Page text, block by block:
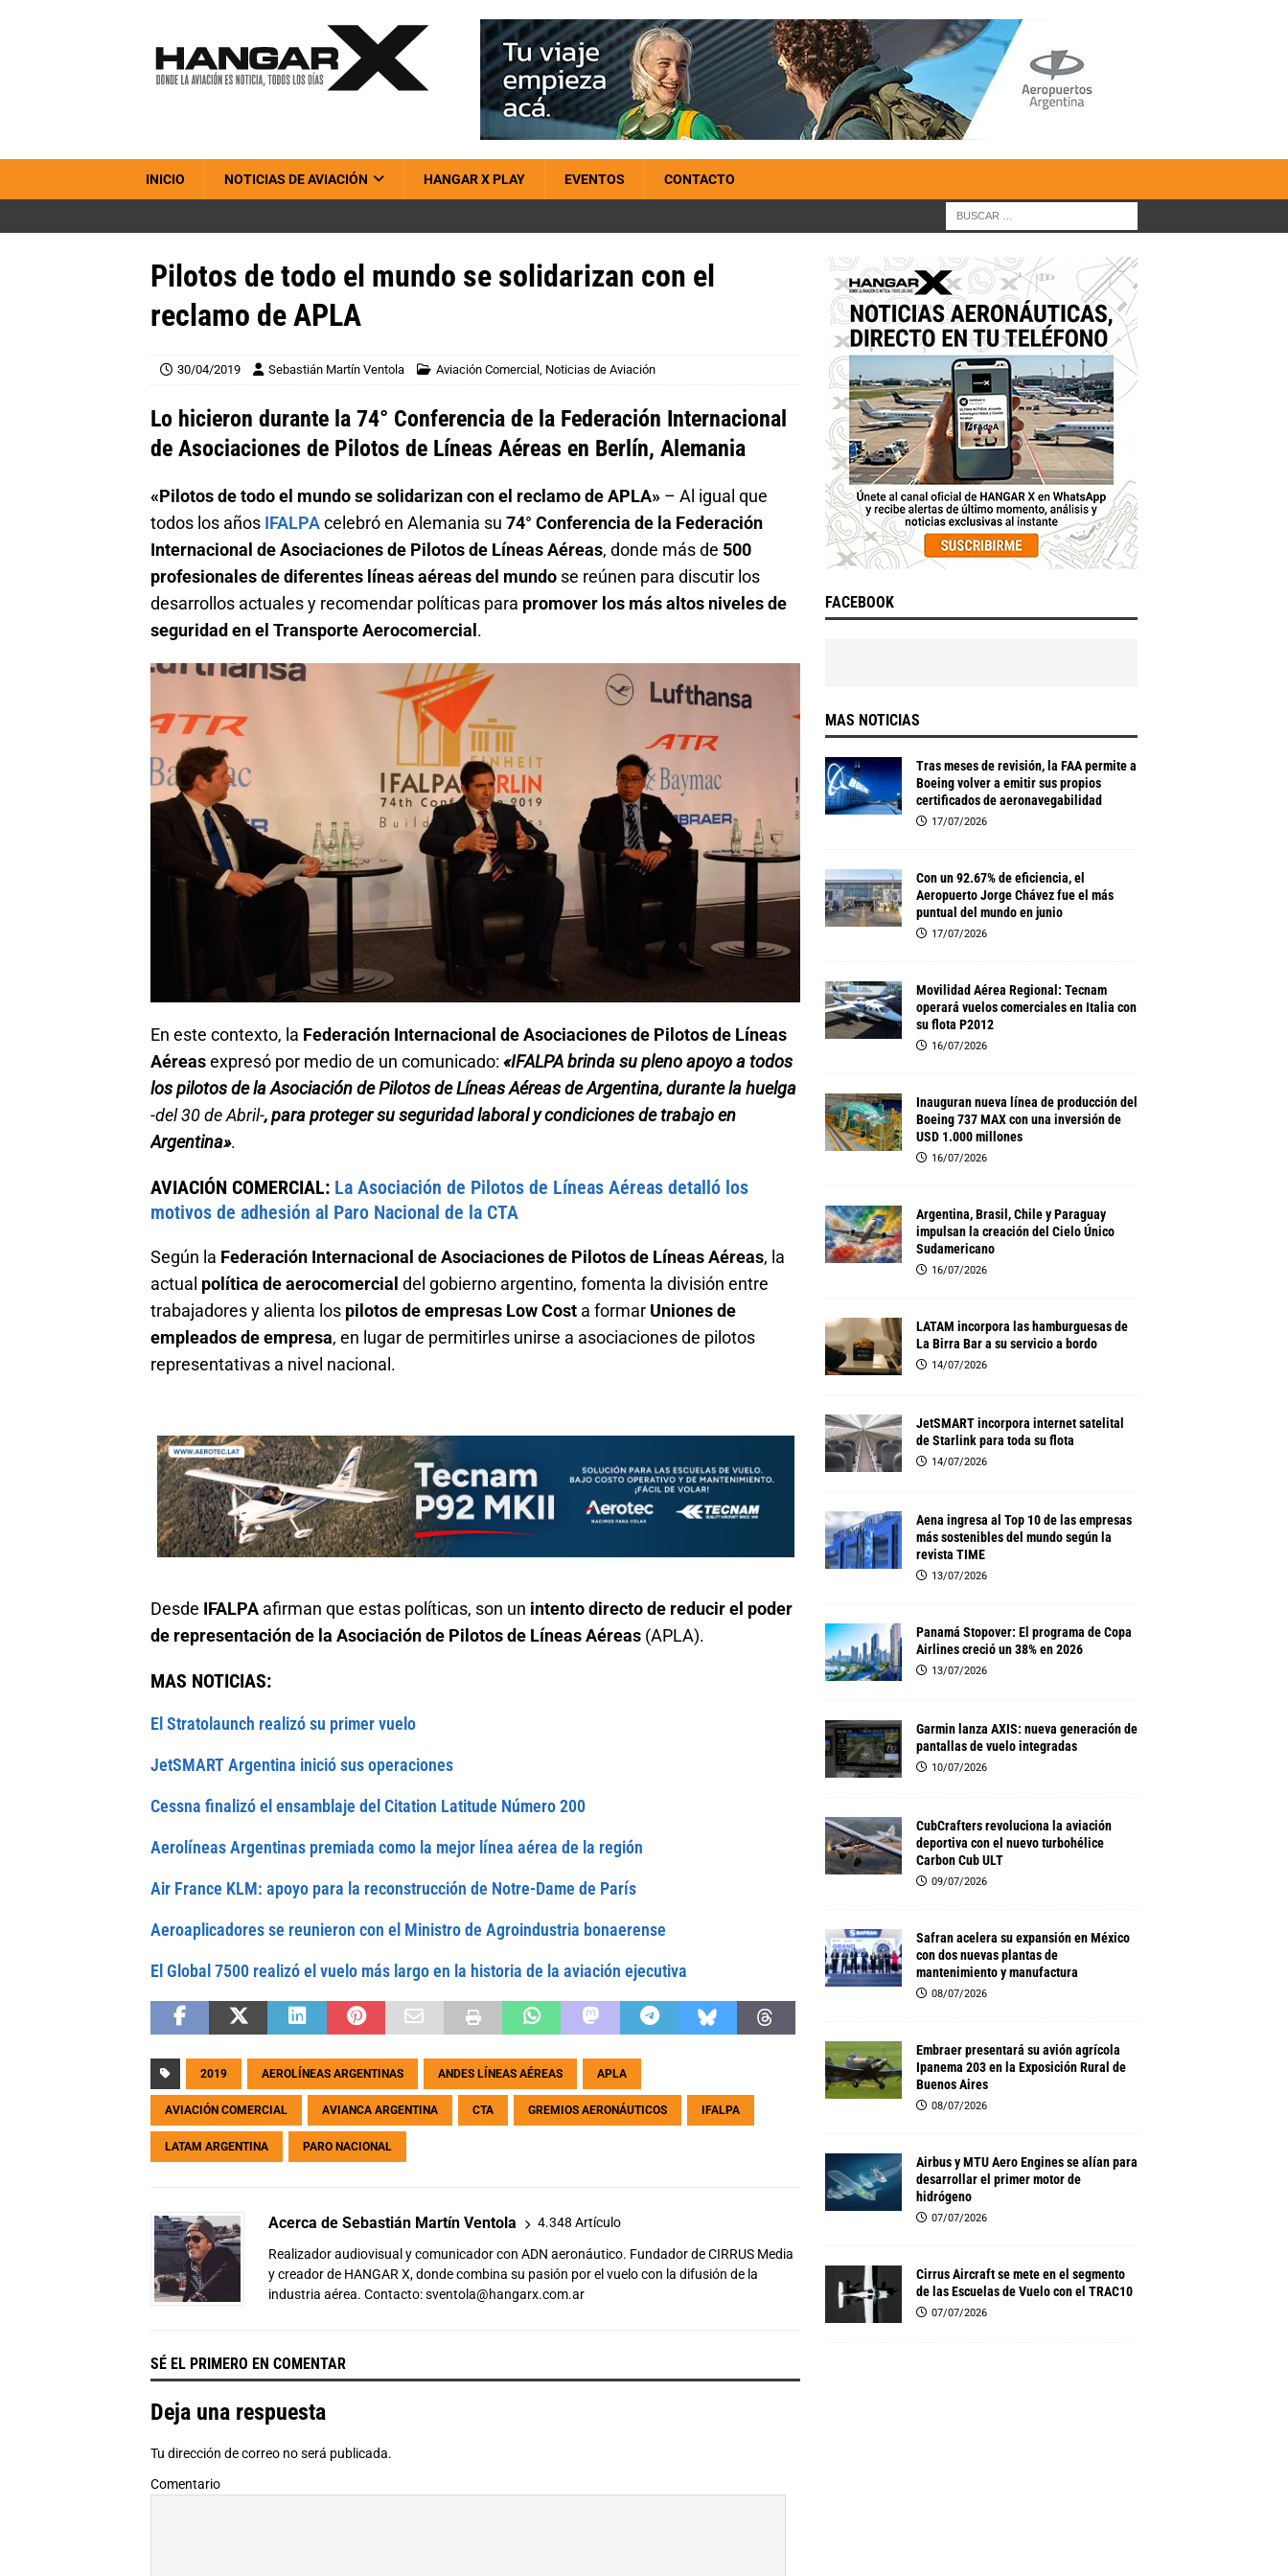
INICIO NOTICIAS DE AVIACIÓN HANGAR X PLAY EVENTOS CONTACTO
Pilotos de todo el mundo se solidarizan con el
reclamo de APLA
30/04/2019 Sebastián Martín Ventola Aviación Comercial , Noticias de Aviación
Lo hicieron durante la 74° Conferencia de la Federación Internacional
de Asociaciones de Pilotos de Líneas Aéreas en Berlín, Alemania
«Pilotos de todo el mundo se solidarizan con el reclamo de APLA» – Al igual que
todos los años IFALPAcelebró en Alemania su 74° Conferencia de la Federación
Internacional de Asociaciones de Pilotos de Líneas Aéreas, donde más de 500
profesionales de diferentes líneas aéreas del mundo se reúnen para discutir los
desarrollos actuales y recomendar políticas para promover los más altos niveles de
seguridad en el Transporte Aerocomercial .
En este contexto, la Federación Internacional de Asociaciones de Pilotos de Líneas
Aéreasexpresó por medio de un comunicado: «IFALPA brinda su pleno apoyo a todos
los pilotos de la Asociación de Pilotos de Líneas Aéreas de Argentina, durante la huelga
-del 30 de Abril-, para proteger su seguridad laboral y condiciones de trabajo en
Argentina».
AVIACIÓN COMERCIAL: La Asociación de Pilotos de Líneas Aéreas detalló los
motivos de adhesión al Paro Nacional de la CTA
Según la Federación Internacional de Asociaciones de Pilotos de Líneas Aéreas, la
actual política de aerocomercial del gobierno argentino, fomenta la división entre
trabajadores y alienta los pilotos de empresas Low Cost a formar Uniones de
empleados de empresa, en lugar de permitirles unirse a asociaciones de pilotos
representativas a nivel nacional.
Desde IFALPA afirman que estas políticas, son un intento directo de reducir el poder
de representación de la Asociación de Pilotos de Líneas Aéreas (APLA).
MAS NOTICIAS:
El Stratolaunch realizó su primer vuelo
JetSMART Argentina inició sus operaciones
Cessna finalizó el ensamblaje del Citation Latitude Número 200
Aerolíneas Argentinas premiada como la mejor línea aérea de la región
Air France KLM: apoyo para la reconstrucción de Notre-Dame de París
Aeroaplicadores se reunieron con el Ministro de Agroindustria bonaerense
El Global 7500 realizó el vuelo más largo en la historia de la aviación ejecutiva
2019 AEROLÍNEAS ARGENTINAS ANDES LÍNEAS AÉREAS APLA
AVIACIÓN COMERCIAL AVIANCA ARGENTINA CTA GREMIOS AERONÁUTICOS IFALPA
LATAM ARGENTINA PARO NACIONAL
Acerca de Sebastián Martín Ventola 4.348 Artículo
Realizador audiovisual y comunicador con ADN aeronáutico. Fundador de CIRRUS Media
y creador de HANGAR X, donde combina su pasión por el vuelo con la difusión de la
industria aérea. Contacto:sventola@hangarx.com.ar
SÉ EL PRIMERO EN COMENTAR
Deja una respuesta
Tu dirección de correo no será publicada.
Comentario
FACEBOOK
MAS NOTICIAS
Tras meses de revisión, la FAA permite a
Boeing volver a emitir sus propios
certificados de aeronavegabilidad
17/07/2026
Con un 92.67% de eficiencia, el
Aeropuerto Jorge Chávez fue el más
puntual del mundo en junio
17/07/2026
Movilidad Aérea Regional: Tecnam
operará vuelos comerciales en Italia con
su flota P2012
16/07/2026
Inauguran nueva línea de producción del
Boeing 737 MAX con una inversión de
USD 1.000 millones
16/07/2026
Argentina, Brasil, Chile y Paraguay
impulsan la creación del Cielo Único
Sudamericano
16/07/2026
LATAM incorpora las hamburguesas de
La Birra Bar a su servicio a bordo
14/07/2026
JetSMART incorpora internet satelital
de Starlink para toda su flota
14/07/2026
Aena ingresa al Top 10 de las empresas
más sostenibles del mundo según la
revista TIME
13/07/2026
Panamá Stopover: El programa de Copa
Airlines creció un 38% en 2026
13/07/2026
Garmin lanza AXIS: nueva generación de
pantallas de vuelo integradas
10/07/2026
CubCrafters revoluciona la aviación
deportiva con el nuevo turbohélice
Carbon Cub ULT
09/07/2026
Safran acelera su expansión en México
con dos nuevas plantas de
mantenimiento y manufactura
08/07/2026
Embraer presentará su avión agrícola
Ipanema 203 en la Exposición Rural de
Buenos Aires
08/07/2026
Airbus y MTU Aero Engines se alían para
desarrollar el primer motor de
hidrógeno
07/07/2026
Cirrus Aircraft se mete en el segmento
de las Escuelas de Vuelo con el TRAC10
07/07/2026